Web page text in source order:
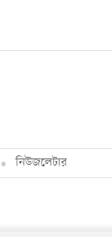
নিউজলেটার